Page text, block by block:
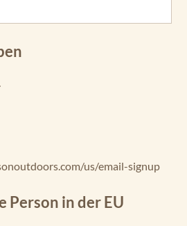
us/email-signup
in der EU